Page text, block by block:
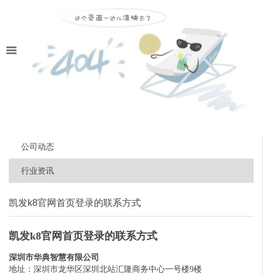
公司动态
行业资讯
凯发k8官网首页登录的联系方式
凯发k8官网首页登录的联系方式
深圳市华典智慧有限公司
地址：深圳市龙华区深圳北站汇隆商务中心一号楼9楼